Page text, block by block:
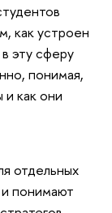
как устроен
эту сферу
понимая,
как они
отдельных
и понимают